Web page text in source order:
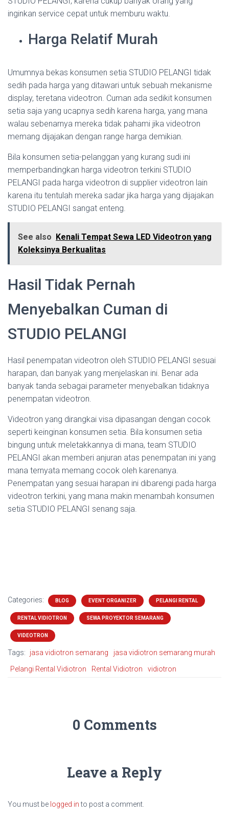
inginkan service cepat untuk memburu waktu.
Harga Relatif Murah
Umumnya bekas konsumen setia STUDIO PELANGI tidak
sedih pada harga yang ditawari untuk sebuah mekanisme
display, teretana videotron. Cuman ada sedikit konsumen
setia saja yang ucapnya sedih karena harga, yang mana
walau sebenarnya mereka tidak pahami jika videotron
memang dijajakan dengan range harga demikian.
Bila konsumen setia-pelanggan yang kurang sudi ini
memperbandingkan harga videotron terkini STUDIO
PELANGI pada harga videotron di supplier videotron lain
karena itu tentulah mereka sadar jika harga yang dijajakan
STUDIO PELANGI sangat enteng.
See also Kenali Tempat Sewa LED Videotron yang
Koleksinya Berkualitas
Hasil Tidak Pernah
Menyebalkan Cuman di
STUDIO PELANGI
Hasil penempatan videotron oleh STUDIO PELANGI sesuai
harapan, dan banyak yang menjelaskan ini. Benar ada
banyak tanda sebagai parameter menyebalkan tidaknya
penempatan videotron.
Videotron yang dirangkai visa dipasangan dengan cocok
seperti keinginan konsumen setia. Bila konsumen setia
bingung untuk meletakkannya di mana, team STUDIO
PELANGI akan memberi anjuran atas penempatan ini yang
mana ternyata memang cocok oleh karenanya.
Penempatan yang sesuai harapan ini dibarengi pada harga
videotron terkini, yang mana makin menambah konsumen
setia STUDIO PELANGI senang saja.
Categories: BLOG EVENT ORGANIZER PELANGI RENTAL
RENTAL VIDIOTRON SEWA PROYEKTOR SEMARANG
VIDEOTRON
Tags: jasa vidiotron semarang
jasa vidiotron semarang murah
Pelangi Rental Vidiotron
Rental Vidiotron vidiotron
0 Comments
Leave a Reply
You must be logged into post a comment.